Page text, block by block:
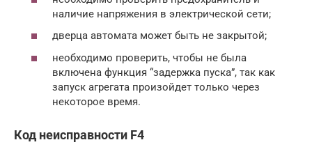
наличие напряжения в электрической сети;
дверца автомата может быть не закрытой;
необходимо проверить, чтобы не была
включена функция “задержка пуска”, так как
запуск агрегата произойдет только через
некоторое время.
Код неисправности F4